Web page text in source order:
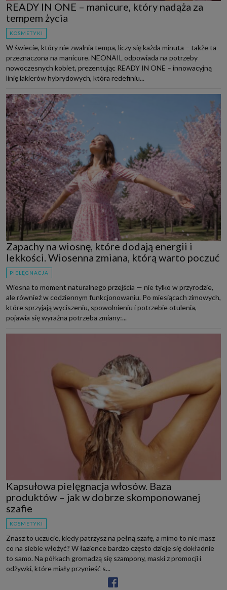
READY IN ONE – manicure, który nadąża za
tempem życia
KOSMETYKI
W świecie, który nie zwalnia tempa, liczy się każda minuta – także ta
przeznaczona na manicure. NEONAIL odpowiada na potrzeby
nowoczesnych kobiet, prezentując READY IN ONE – innowacyjną
linię lakierów hybrydowych, która redefiniu...
Zapachy na wiosnę, które dodają energii i
lekkości. Wiosenna zmiana, którą warto poczuć
PIELĘGNACJA
Wiosna to moment naturalnego przejścia — nie tylko w przyrodzie,
ale również w codziennym funkcjonowaniu. Po miesiącach zimowych,
które sprzyjają wyciszeniu, spowolnieniu i potrzebie otulenia,
pojawia się wyraźna potrzeba zmiany:...
Kapsułowa pielęgnacja włosów. Baza
produktów – jak w dobrze skomponowanej
szafie
KOSMETYKI
Znasz to uczucie, kiedy patrzysz na pełną szafę, a mimo to nie masz
co na siebie włożyć? W łazience bardzo często dzieje się dokładnie
to samo. Na półkach gromadzą się szampony, maski z promocji i
odżywki, które miały przynieść s...